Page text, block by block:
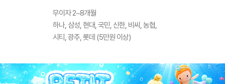
무이자 2~8개월
하나, 삼성, 현대, 국민, 신한, 비씨, 농협,
시티, 광주, 롯데 (5만원 이상)